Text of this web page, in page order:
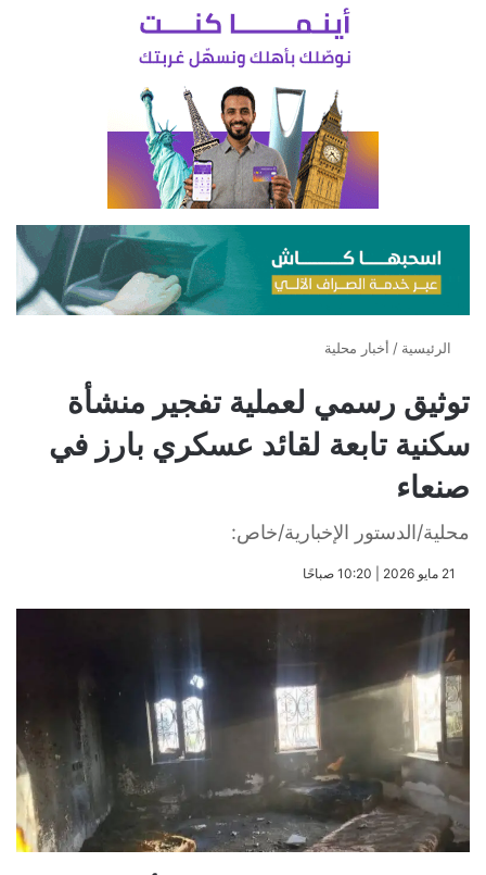
الرئيسية / أخبار محلية
توثيق رسمي لعملية تفجير منشأة
سكنية تابعة لقائد عسكري بارز في
صنعاء
محلية/الدستور الإخبارية/خاص:
​21 مايو 2026 | 10:20 صباحًا